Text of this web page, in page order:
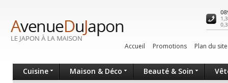
Accueil Promotions Plan du site
Cuisine Maison & Déco Beauté & Soin